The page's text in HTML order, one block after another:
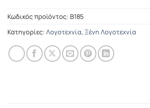
Κωδικός προϊόντος: Β185
Κατηγορίες: Λογοτεχνία, Ξένη Λογοτεχνία